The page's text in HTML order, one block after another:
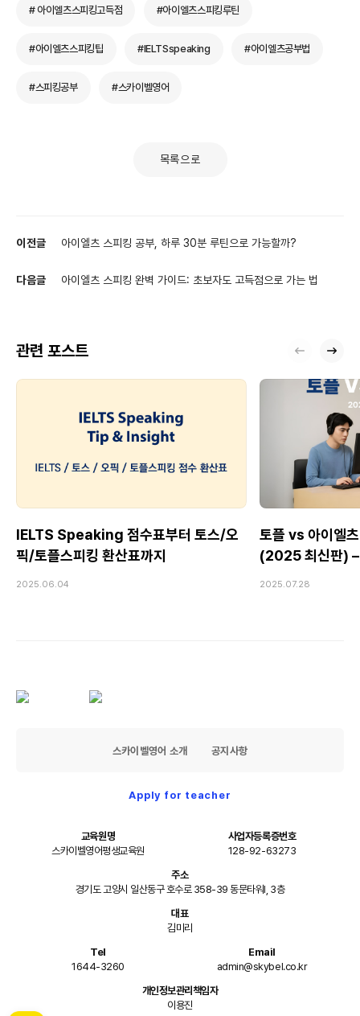
# 아이엘츠스피킹고득점 #아이엘츠스피킹루틴
#아이엘츠스피킹팁 #IELTSspeaking #아이엘츠공부법
#스피킹공부 #스카이벨영어
목록으로
이전글 아이엘츠 스피킹 공부, 하루 30분 루틴으로 가능할까?
다음글 아이엘츠 스피킹 완벽 가이드: 초보자도 고득점으로 가는 법
관련 포스트
IELTS Speaking 점수표부터 토스/오
픽/토플스피킹 환산표까지
2025.06.04
토플 vs 아이엘
(2025 최신판) –
2025.07.28
스카이벨영어 소개 공지사항
Apply for teacher
교육원명
스카이벨영어평생교육원
사업자등록증번호
128-92-63273
주소
경기도 고양시 일산동구 호수로 358-39 동문타워I, 3층
대표
김미리
Tel
1644-3260
Email
admin@skybel.co.kr
개인정보관리책임자
이용진